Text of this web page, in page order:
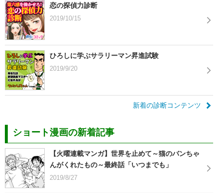
恋の探偵力診断
2019/10/15
ひろしに学ぶサラリーマン昇進試験
2019/9/20
新着の診断コンテンツ
ショート漫画の新着記事
【火曜連載マンガ】世界を止めて～猫のバンちゃ
んがくれたもの～最終話「いつまでも」
2019/8/27